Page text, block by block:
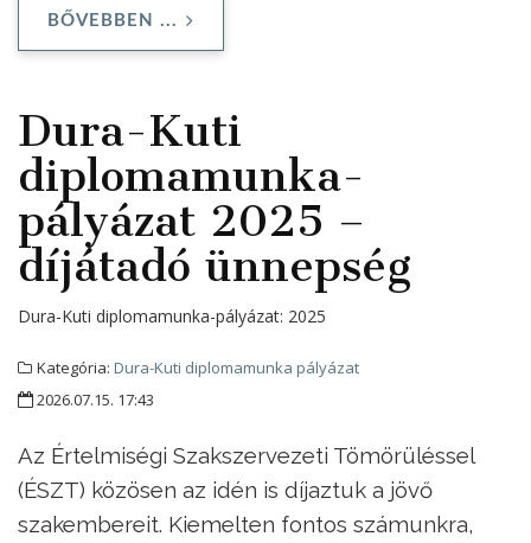
BŐVEBBEN ...
Dura-Kuti
diplomamunka-
pályázat 2025 –
díjátadó ünnepség
Dura-Kuti diplomamunka-pályázat: 2025
Kategória: Dura-Kuti diplomamunka pályázat
2026.07.15. 17:43
Az Értelmiségi Szakszervezeti Tömörüléssel
(ÉSZT) közösen az idén is díjaztuk a jövő
szakembereit. Kiemelten fontos számunkra,